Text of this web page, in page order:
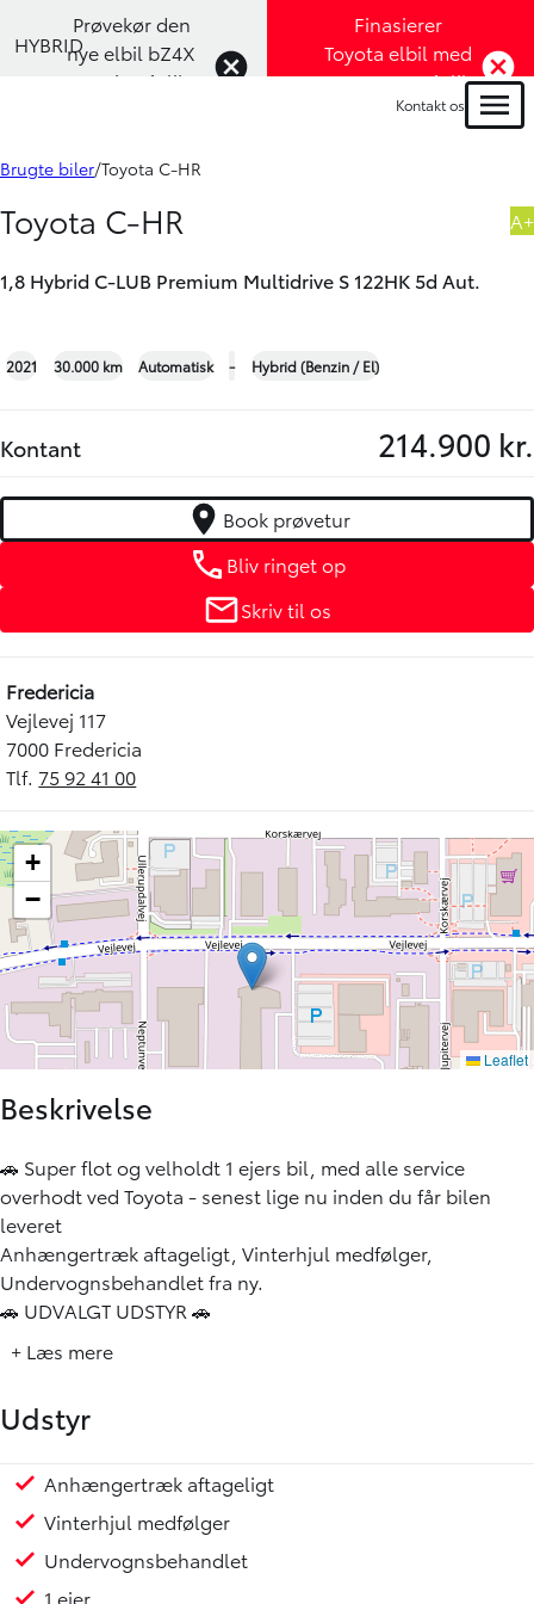
Prøvekør den
nye elbil bZ4X
Touring (Klik
Finasierer
Toyota elbil med
1,99% rente (Klik
her)
Kontakt os Menu
Book prøvetur
Brugte biler Toyota C-HR
Toyota C-HR
1,8 Hybrid C-LUB Premium Multidrive S 122HK 5d Aut.
A+
HYBRID
2021 30.000 km Automatisk - Hybrid (Benzin / El)
Kontant 214.900 kr.
Book prøvetur
Bliv ringet op
Skriv til os
Fredericia
Vejlevej 117
7000 Fredericia
Tlf. 75 92 41 00
Beskrivelse
🚗 Super flot og velholdt 1 ejers bil, med alle service
overhodt ved Toyota - senest lige nu inden du får bilen
leveret
Anhængertræk aftageligt, Vinterhjul medfølger,
Undervognsbehandlet fra ny.
🚗 UDVALGT UDSTYR 🚗
✅ Vinterhjul medfølger
✅ Apple CarPlay, Android Auto, DAB radio,
Tågelygter
✅ Adaptiv fartpilot
✅ Smart Entry & Start-system
✅ El-foldbare spejle m. varme
✅ Parkeringssensor for/bag
+ Læs mere
Udstyr
Anhængertræk aftageligt
Vinterhjul medfølger
Undervognsbehandlet
1 ejer
Smart Entry & Start-system
Blindvinkelassistent
Adaptiv Fartpilot
Aut. nedblændeligt bakspejl
Automatisk op-/nedblænding
Bakkamera
Bluetooth
El-foldbare spejle m. varme
Fart begrænser
Klimaanlæg 2-zoner
Multifunktionsrat
Regnsensor
Sædevarme for
Varme i forruden
Varme i rat
Metallak
Mørktonede ruder bag
Toyota Safety Sense
Træthedsregistrering
Vejbaneassistent
Skiltegenkendelse
Automatisk nødbremsesystem
ESP
Isofix
Bagagerumsdækken
Splitbagsæde